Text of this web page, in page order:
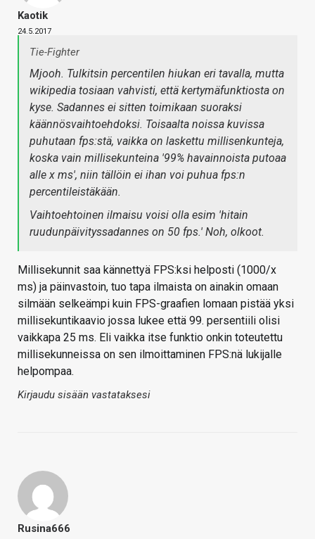
Kaotik
24.5.2017
Tie-Fighter
Mjooh. Tulkitsin percentilen hiukan eri tavalla, mutta
wikipedia tosiaan vahvisti, että kertymäfunktiosta on
kyse. Sadannes ei sitten toimikaan suoraksi
käännösvaihtoehdoksi. Toisaalta noissa kuvissa
puhutaan fps:stä, vaikka on laskettu millisenkunteja,
koska vain millisekunteina '99% havainnoista putoaa
alle x ms', niin tällöin ei ihan voi puhua fps:n
percentileistäkään.
Vaihtoehtoinen ilmaisu voisi olla esim 'hitain
ruudunpäivityssadannes on 50 fps.' Noh, olkoot.
Millisekunnit saa kännettyä FPS:ksi helposti (1000/x
ms) ja päinvastoin, tuo tapa ilmaista on ainakin omaan
silmään selkeämpi kuin FPS-graafien lomaan pistää yksi
millisekuntikaavio jossa lukee että 99. persentiili olisi
vaikkapa 25 ms. Eli vaikka itse funktio onkin toteutettu
millisekunneissa on sen ilmoittaminen FPS:nä lukijalle
helpompaa.
Kirjaudu sisään vastataksesi
Rusina666